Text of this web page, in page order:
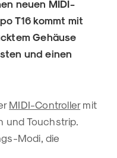
neuen MIDI-
T16 kommt mit
Gehäuse
und einen
MIDI-Controllermit
und Touchstrip.
Modi, die